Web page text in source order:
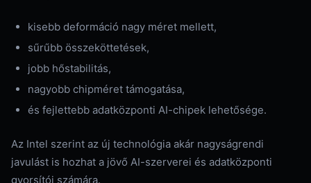
kisebb deformáció nagy méret mellett,
sűrűbb összeköttetések,
jobb hőstabilitás,
nagyobb chipméret támogatása,
és fejlettebb adatközponti AI-chipek lehetősége.
Az Intel szerint az új technológia akár nagyságrendi
javulást is hozhat a jövő AI-szerverei és adatközponti
gyorsítói számára.